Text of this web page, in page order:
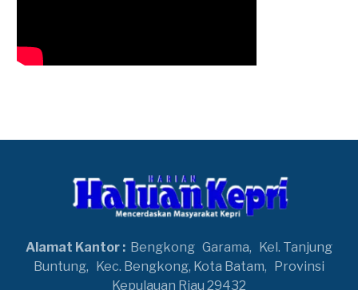
Alamat Kantor : Bengkong Garama,
Kel. Tanjung
Buntung,
Kec. Bengkong, Kota Batam,
Provinsi
Kepulauan Riau 29432